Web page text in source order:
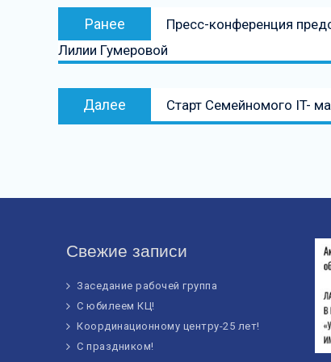
записям
Ранее
Предыдущая
запись:
Пресс-конференция
Лилии Гумеровой
Далее
запись
Старт Семейномого IT-
Свежие записи
Заседание рабочей группа
С юбилеем КЦ!
Координационному центру-25 лет!
С праздником!